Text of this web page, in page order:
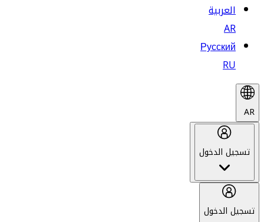
العربية
AR
Русский
RU
AR
تسجيل الدخول
تسجيل الدخول